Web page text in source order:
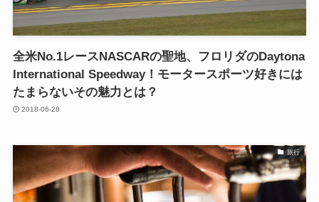
全米No.1レースNASCARの聖地、フロリダのDaytona
International Speedway！モータースポーツ好きには
たまらないその魅力とは？
2018-06-28
旅行